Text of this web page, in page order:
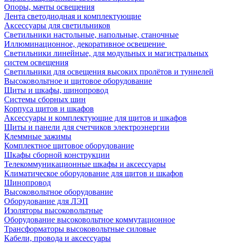
Опоры, мачты освещения
Лента светодиодная и комплектующие
Аксессуары для светильников
Светильники настольные, напольные, станочные
Иллюминационное, декоративное освещение
Светильники линейные, для модульных и магистральных
систем освещения
Светильники для освещения высоких пролётов и туннелей
Высоковольтное и щитовое оборудование
Щиты и шкафы, шинопровод
Системы сборных шин
Корпуса щитов и шкафов
Аксессуары и комплектующие для щитов и шкафов
Щиты и панели для счетчиков электроэнергии
Клеммные зажимы
Комплектное щитовое оборудование
Шкафы сборной конструкции
Телекоммуникационные шкафы и аксессуары
Климатическое оборудование для щитов и шкафов
Шинопровод
Высоковольтное оборудование
Оборудование для ЛЭП
Изоляторы высоковольтные
Оборудование высоковольтное коммутационное
Трансформаторы высоковольтные силовые
Кабели, провода и аксессуары